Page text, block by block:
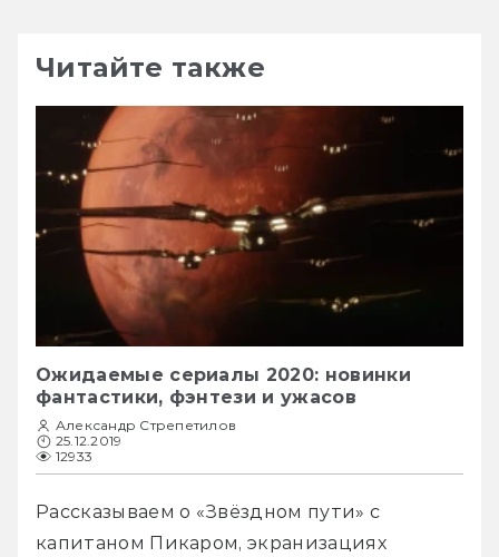
Читайте также
Ожидаемые сериалы 2020: новинки
фантастики, фэнтези и ужасов
Александр Стрепетилов
25.12.2019
12933
Рассказываем о «Звёздном пути» с
капитаном Пикаром, экранизациях